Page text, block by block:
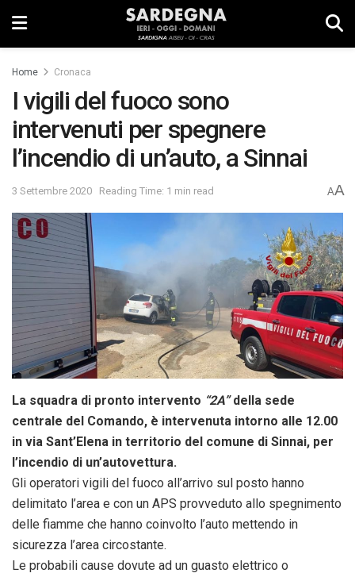
Home Cronaca
I vigili del fuoco sono
intervenuti per spegnere
l’incendio di un’auto, a Sinnai
3 Settembre 2020 Reading Time: 1 min read AA
La squadra di pronto intervento “2A”della sede
centrale del Comando, è intervenuta intorno alle 12.00
in via Sant’Elena in territorio del comune di Sinnai, per
l’incendio di un’autovettura.
Gli operatori vigili del fuoco all’arrivo sul posto hanno
delimitato l’area e con un APS provveduto allo spegnimento
delle fiamme che hanno coinvolto l’auto mettendo in
sicurezza l’area circostante.
Le probabili cause dovute ad un guasto elettrico o